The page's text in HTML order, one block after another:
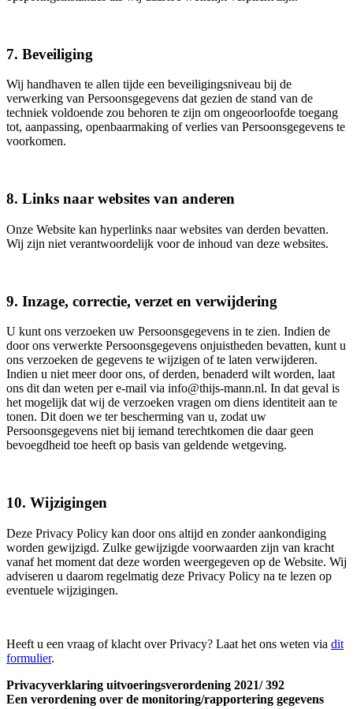
7. Beveiliging
Wij handhaven te allen tijde een beveiligingsniveau bij de
verwerking van Persoonsgegevens dat gezien de stand van de
techniek voldoende zou behoren te zijn om ongeoorloofde toegang
tot, aanpassing, openbaarmaking of verlies van Persoonsgegevens te
voorkomen.
8. Links naar websites van anderen
Onze Website kan hyperlinks naar websites van derden bevatten.
Wij zijn niet verantwoordelijk voor de inhoud van deze websites.
9. Inzage, correctie, verzet en verwijdering
U kunt ons verzoeken uw Persoonsgegevens in te zien. Indien de
door ons verwerkte Persoonsgegevens onjuistheden bevatten, kunt u
ons verzoeken de gegevens te wijzigen of te laten verwijderen.
Indien u niet meer door ons, of derden, benaderd wilt worden, laat
ons dit dan weten per e-mail via info@thijs-mann.nl. In dat geval is
het mogelijk dat wij de verzoeken vragen om diens identiteit aan te
tonen. Dit doen we ter bescherming van u, zodat uw
Persoonsgegevens niet bij iemand terechtkomen die daar geen
bevoegdheid toe heeft op basis van geldende wetgeving.
10. Wijzigingen
Deze Privacy Policy kan door ons altijd en zonder aankondiging
worden gewijzigd. Zulke gewijzigde voorwaarden zijn van kracht
vanaf het moment dat deze worden weergegeven op de Website. Wij
adviseren u daarom regelmatig deze Privacy Policy na te lezen op
eventuele wijzigingen.
Heeft u een vraag of klacht over Privacy? Laat het ons weten via dit
formulier.
Privacyverklaring uitvoeringsverordening 2021/ 392
Een verordening over de monitoring/rapportering gegevens